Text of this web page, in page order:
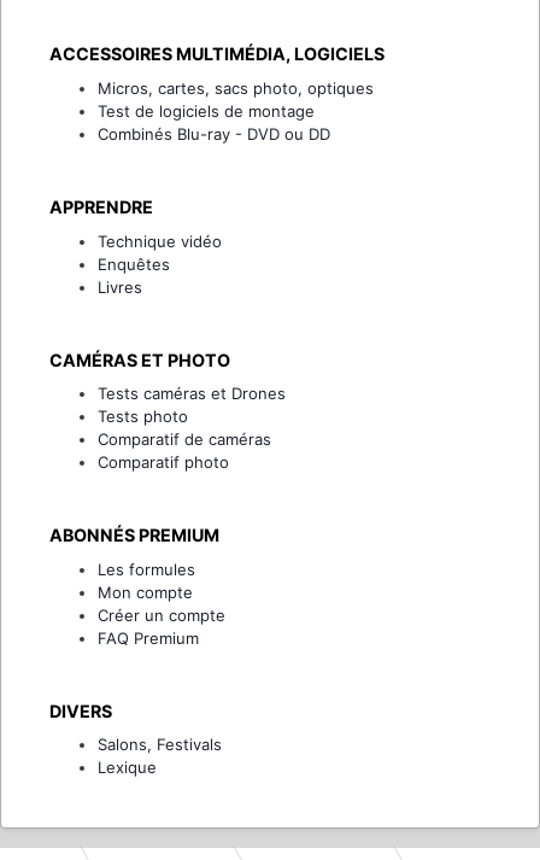
ACCESSOIRES MULTIMÉDIA, LOGICIELS
Micros, cartes, sacs photo, optiques
Test de logiciels de montage
Combinés Blu-ray - DVD ou DD
APPRENDRE
Technique vidéo
Enquêtes
Livres
CAMÉRAS ET PHOTO
Tests caméras et Drones
Tests photo
Comparatif de caméras
Comparatif photo
ABONNÉS PREMIUM
Les formules
Mon compte
Créer un compte
FAQ Premium
DIVERS
Salons, Festivals
Lexique